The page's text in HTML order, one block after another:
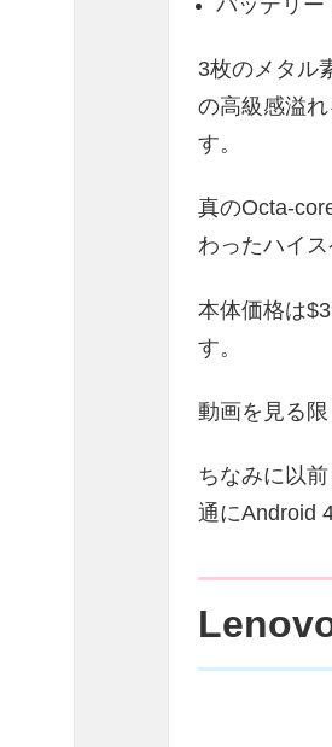
3枚のメタル
の高級感溢
す。
真のOcta-
わったハイス
本体価格は
す。
動画を見る
ちなみに以
通にAndroid